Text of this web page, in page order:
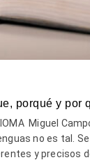
porqué y por
Miguel
no es tal.
y precisos